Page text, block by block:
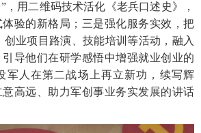
，用二维码技术活化《老兵口述史》，
验的新格局；三是强化服务实效，把
业项目路演、技能培训等活动，融入
导他们在研学感悟中增强就业创业的
军人在第二战场上再立新功，续写辉
高远、助力军创事业务实发展的讲话